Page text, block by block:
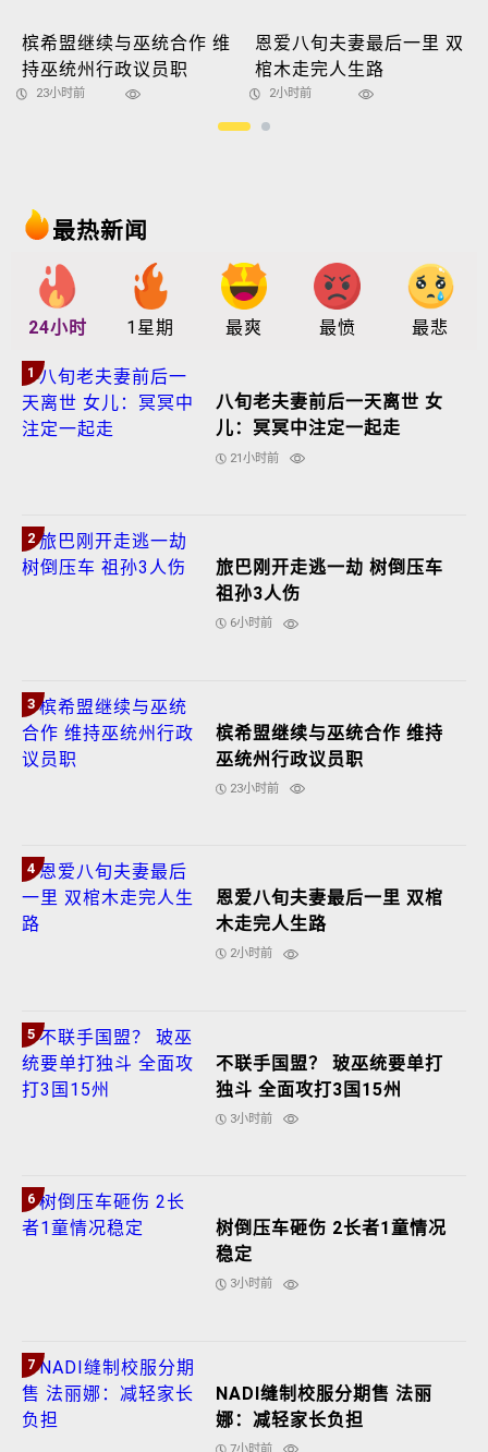
槟希盟继续与巫统合作 维
持巫统州行政议员职
23小时前
恩爱八旬夫妻最后一里 双
棺木走完人生路
2小时前
最热新闻
24小时 1星期 最爽 最愤 最悲
1
八旬老夫妻前后一天离世 女
儿：冥冥中注定一起走
21小时前
2
旅巴刚开走逃一劫 树倒压车
祖孙3人伤
6小时前
3
槟希盟继续与巫统合作 维持
巫统州行政议员职
23小时前
4
恩爱八旬夫妻最后一里 双棺
木走完人生路
2小时前
5
不联手国盟？ 玻巫统要单打
独斗 全面攻打3国15州
3小时前
6
树倒压车砸伤 2长者1童情况
稳定
3小时前
7
NADI缝制校服分期售 法丽
娜：减轻家长负担